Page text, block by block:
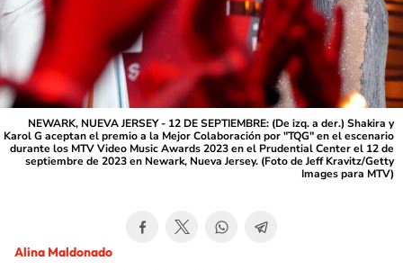
NEWARK, NUEVA JERSEY - 12 DE SEPTIEMBRE: (De izq. a der.) Shakira y
Karol G aceptan el premio a la Mejor Colaboración por "TQG" en el escenario
durante los MTV Video Music Awards 2023 en el Prudential Center el 12 de
septiembre de 2023 en Newark, Nueva Jersey. (Foto de Jeff Kravitz/Getty
Images para MTV)
Alina Maldonado